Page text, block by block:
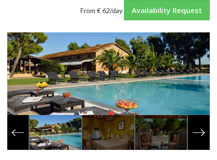
From € 62/day Availability Request